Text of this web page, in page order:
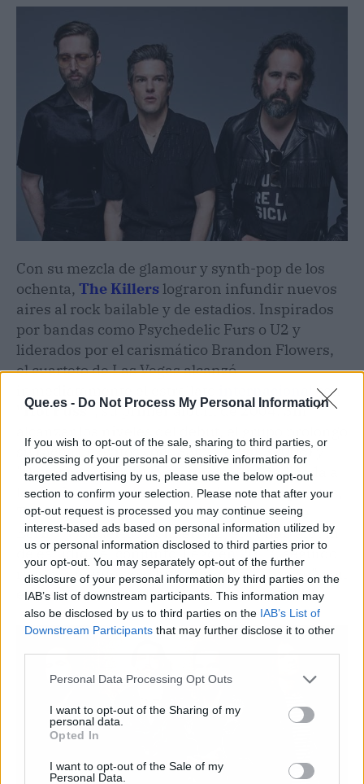
Que.es - Do Not Process My Personal Information
If you wish to opt-out of the sale, sharing to third parties, or
processing of your personal or sensitive information for
targeted advertising by us, please use the below opt-out
section to confirm your selection. Please note that after your
opt-out request is processed you may continue seeing
interest-based ads based on personal information utilized by
us or personal information disclosed to third parties prior to
your opt-out. You may separately opt-out of the further
disclosure of your personal information by third parties on the
IAB’s list of downstream participants. This information may
also be disclosed by us to third parties on the IAB’s List of
Downstream Participants that may further disclose it to other
Personal Data Processing Opt Outs
I want to opt-out of the Sharing of my
personal data.
Opted In
I want to opt-out of the Sale of my
Personal Data.
Con su mezcla de glamour y synth-pop de los
ochenta, The Killers lograron infundir nuevos
aires al rock bailable y de estadios. Inspirados
por bandas como Psychedelic Furs o U2 y
liderados por el carismático Brandon Flowers,
el cuarteto de Las Vegas alcanzó
con
"Hot Fuss", su primer álbum de 2004. Sin
su racha de éxitos con "Sam’s Town" (2006) y
"Day & Age" (2008). Tras una pausa dedicada a
los varios proyectos solistas de sus integrantes,
The Killers regresaron en 2012 con "Battle
Born". "Wonderful Wonderful2, el quinto álbum
de estudio del conjunto, llegó en 2017, seguido
recientemente por "Imploding The Miracle", con
el que hicieron realidad su retorno en 2020.